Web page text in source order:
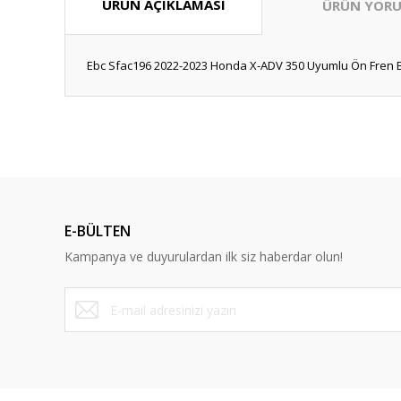
ÜRÜN AÇIKLAMASI ÜRÜN
Ebc Sfac196 2022-2023 Honda X-ADV 350 Uyumlu Ön
Ürün bilgilerinde hatalar bulunuyor.
Ürün fiyatı diğer sitelerden daha pahalı.
Bu ürüne benzer farklı alternatifler olmalı.
E-BÜLTEN
Kampanya ve duyurulardan ilk siz haberdar olun!